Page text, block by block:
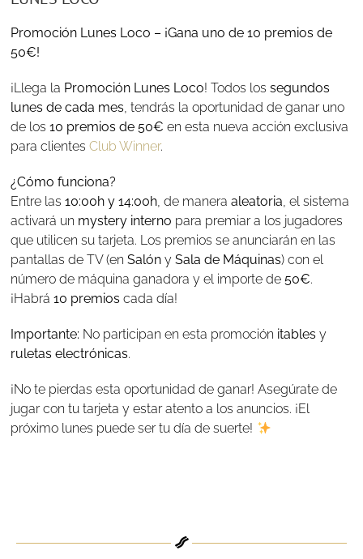
Promoción Lunes Loco – ¡Gana uno de 10 premios de
50€!
¡Llega la Promoción Lunes Loco! Todos lossegundos
lunes de cada mes, tendrás la oportunidad de ganar uno
de los10 premios de 50€ en esta nueva acción exclusiva
para clientesClub Winner.
¿Cómo funciona?
Entre las10:00h y 14:00h, de maneraaleatoria, el sistema
activará un mystery interno para premiar a los jugadores
que utilicen su tarjeta. Los premios se anunciarán en las
pantallas de TV (enSalón ySala de Máquinas) con el
número de máquina ganadora y el importe de50€.
¡Habrá10 premios cada día!
Importante: No participan en esta promoción itables y
ruletas electrónicas.
¡No te pierdas esta oportunidad de ganar! Asegúrate de
jugar con tu tarjeta y estar atento a los anuncios. ¡El
próximo lunes puede ser tu día de suerte!